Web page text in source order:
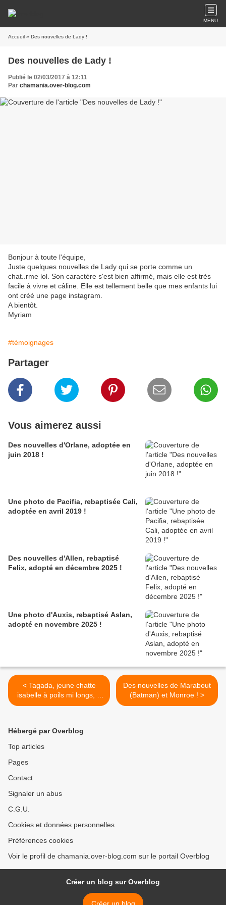
MENU
Accueil » Des nouvelles de Lady !
Des nouvelles de Lady !
Publié le 02/03/2017 à 12:11
Par chamania.over-blog.com
Bonjour à toute l'équipe,
Juste quelques nouvelles de Lady qui se porte comme un
chat..rme lol. Son caractère s'est bien affirmé, mais elle est très
facile à vivre et câline. Elle est tellement belle que mes enfants lui
ont créé une page instagram.
A bientôt.
Myriam
#témoignages
Partager
Vous aimerez aussi
Des nouvelles d'Orlane, adoptée en
juin 2018 !
Une photo de Pacifia, rebaptisée Cali,
adoptée en avril 2019 !
Des nouvelles d'Allen, rebaptisé
Felix, adopté en décembre 2025 !
Une photo d'Auxis, rebaptisé Aslan,
adopté en novembre 2025 !
< Tagada, jeune chatte
isabelle à poils mi longs, à
l'adoption -> adoptée
Des nouvelles de Marabout
(Batman) et Monroe ! >
Hébergé par Overblog
Top articles
Pages
Contact
Signaler un abus
C.G.U.
Cookies et données personnelles
Préférences cookies
Voir le profil de chamania.over-blog.com sur le portail Overblog
Créer un blog sur Overblog